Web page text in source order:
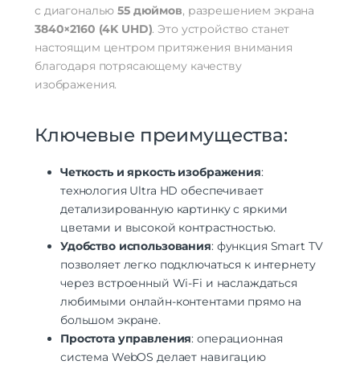
с диагональю 55 дюймов, разрешением экрана
3840×2160 (4K UHD). Это устройство станет
настоящим центром притяжения внимания
благодаря потрясающему качеству
изображения.
Ключевые преимущества:
Четкость и яркость изображения:
технология Ultra HD обеспечивает
детализированную картинку с яркими
цветами и высокой контрастностью.
Удобство использования: функция Smart TV
позволяет легко подключаться к интернету
через встроенный Wi-Fi и наслаждаться
любимыми онлайн-контентами прямо на
большом экране.
Простота управления: операционная
система WebOS делает навигацию